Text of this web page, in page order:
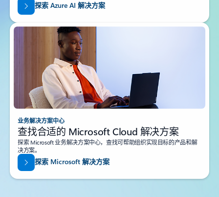
探索 Azure AI 解决方案
业务解决方案中心
查找合适的 Microsoft Cloud 解决方案
探索 Microsoft 业务解决方案中心，查找可帮助组织实现目标的产品和解
决方案。
探索 Microsoft 解决方案